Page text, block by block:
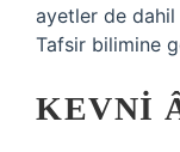
ayetler de dahil
Tafsir bilimine
KEVNI